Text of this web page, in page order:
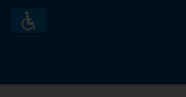
Dostępność
i